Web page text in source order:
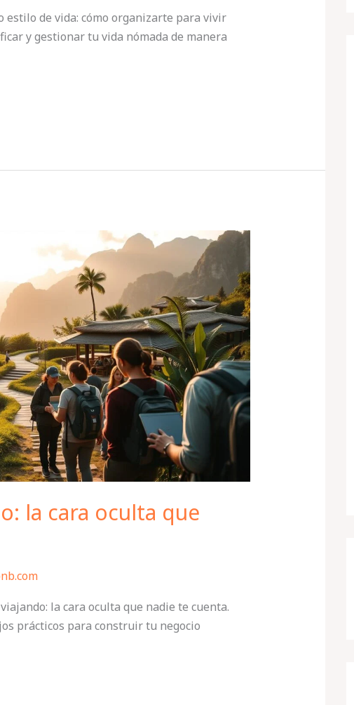
estilo de vida: cómo organizarte para vivir
y gestionar tu vida nómada de manera
la cara oculta que
la cara oculta que nadie te cuenta.
prácticos para construir tu negocio